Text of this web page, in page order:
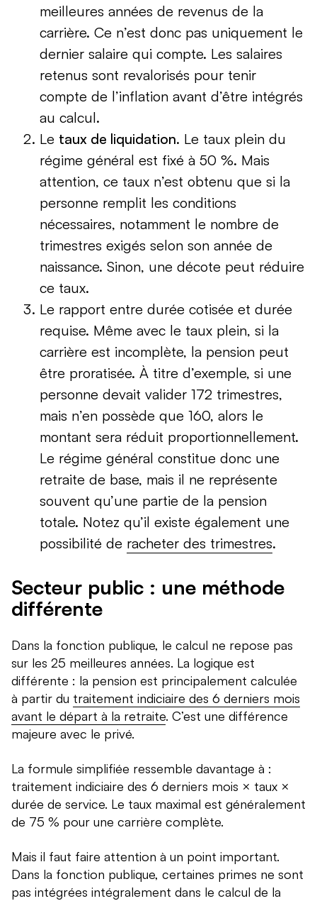
meilleures années de revenus de la
carrière. Ce n’est donc pas uniquement le
dernier salaire qui compte. Les salaires
retenus sont revalorisés pour tenir
compte de l’inflation avant d’être intégrés
au calcul.
Le taux de liquidation. Le taux plein du
régime général est fixé à 50 %. Mais
attention, ce taux n’est obtenu que si la
personne remplit les conditions
nécessaires, notamment le nombre de
trimestres exigés selon son année de
naissance. Sinon, une décote peut réduire
ce taux.
Le rapport entre durée cotisée et durée
requise. Même avec le taux plein, si la
carrière est incomplète, la pension peut
être proratisée. À titre d’exemple, si une
personne devait valider 172 trimestres,
mais n’en possède que 160, alors le
montant sera réduit proportionnellement.
Le régime général constitue donc une
retraite de base, mais il ne représente
souvent qu’une partie de la pension
totale. Notez qu’il existe également une
possibilité de racheter des trimestres.
Secteur public : une méthode
différente
Dans la fonction publique, le calcul ne repose pas
sur les 25 meilleures années. La logique est
différente : la pension est principalement calculée
à partir du traitement indiciaire des 6 derniers mois
avant le départ à la retraite. C’est une différence
majeure avec le privé.
La formule simplifiée ressemble davantage à :
traitement indiciaire des 6 derniers mois × taux ×
durée de service. Le taux maximal est généralement
de 75 % pour une carrière complète.
Mais il faut faire attention à un point important.
Dans la fonction publique, certaines primes ne sont
pas intégrées intégralement dans le calcul de la